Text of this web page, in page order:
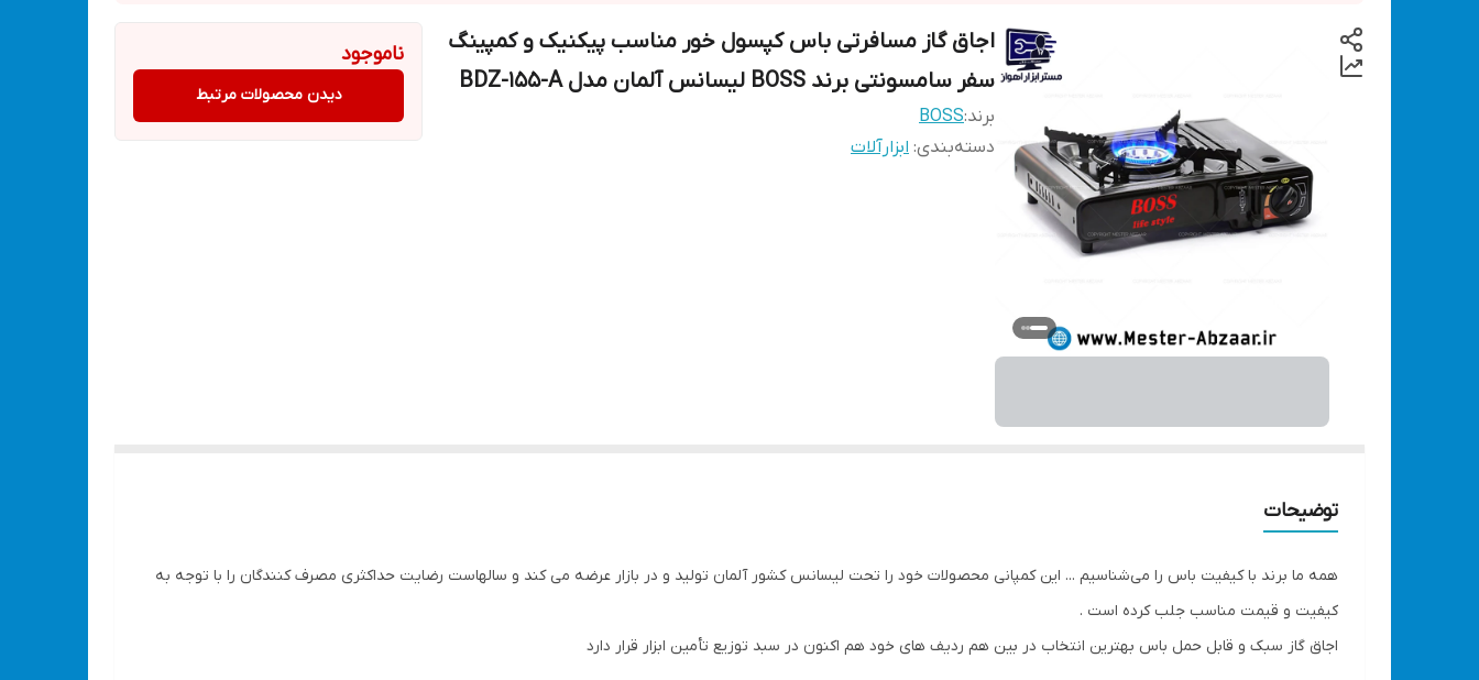
اجاق گاز مسافرتی باس کپسول خور مناسب پیکنیک و کمپینگ
سفر سامسونتی برند BOSS لیسانس آلمان مدل BDZ-155-A
برند:BOSS
دسته‌بندی: ابزارآلات
ناموجود
دیدن محصولات مرتبط
توضیحات
همه ما برند با کیفیت باس را می‌شناسیم ... این کمپانی محصولات خود را تحت لیسانس کشور آلمان تولید و در بازار عرضه می کند و سالهاست رضایت حداکثری مصرف کنندگان را با توجه به
کیفیت و قیمت مناسب جلب کرده است .
اجاق گاز سبک و قابل حمل باس بهترین انتخاب در بین هم ردیف های خود هم اکنون در سبد توزیع تأمین ابزار قرار دارد